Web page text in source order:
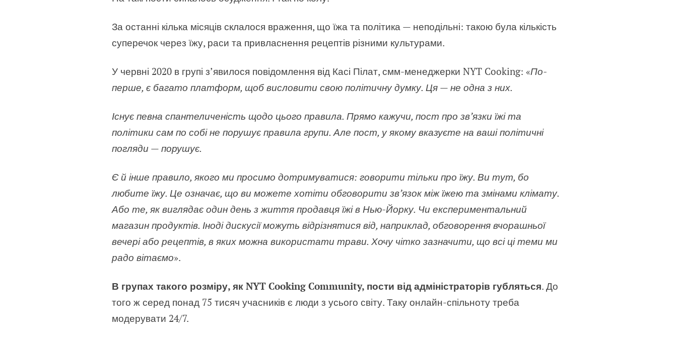
За останні кілька місяців склалося враження, що їжа та політика — неподільні: такою була кількість
суперечок через їжу, раси та привласнення рецептів різними культурами.
У червні 2020 в групі з’явилося повідомлення від Касі Пілат, смм-менеджерки NYT Cooking: «По-
перше, є багато платформ, щоб висловити свою політичну думку. Ця — не одна з них.
Існує певна спантеличеність щодо цього правила. Прямо кажучи, пост про зв’язки їжі та
політики сам по собі не порушує правила групи. Але пост, у якому вказуєте на ваші політичні
погляди — порушує.
Є й інше правило, якого ми просимо дотримуватися: говорити тільки про їжу. Ви тут, бо
любите їжу. Це означає, що ви можете хотіти обговорити зв’язок між їжею та змінами клімату.
Або те, як виглядає один день з життя продавця їжі в Нью-Йорку. Чи експериментальний
магазин продуктів. Іноді дискусії можуть відрізнятися від, наприклад, обговорення вчорашньої
вечері або рецептів, в яких можна використати трави. Хочу чітко зазначити, що всі ці теми ми
радо вітаємо».
В групах такого розміру, як NYT Cooking Community, пости від адміністраторів губляться. До
того ж серед понад 75 тисяч учасників є люди з усього світу. Таку онлайн-спільноту треба
модерувати 24/7.